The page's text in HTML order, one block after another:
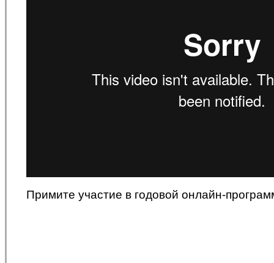
Примите участие в годовой онлайн-